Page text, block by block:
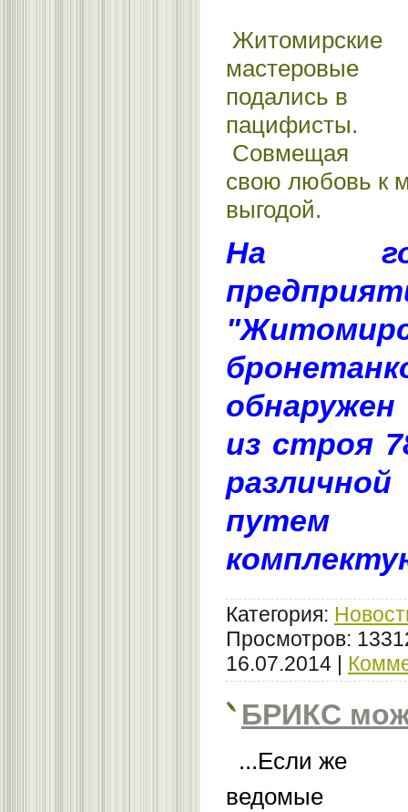
Житомирские
мастеровые
подались в
пацифисты.
Совмещая
свою любовь к
выгодой.
На
из строя
путем
Категория:
Просмотров:
16.07.2014
БРИКС
...Если же
ведомые